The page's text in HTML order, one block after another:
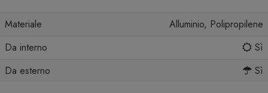
Materiale
Alluminio, Polipropilene
Da interno
Sì
Da esterno
Sì